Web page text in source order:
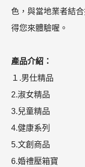
色，與當地業者結
得您來體驗喔。
產品介紹：
１.男仕精品
2.淑女精品
3.兒童精品
4.健康系列
5.文創商品
6.婚禮壓箱寶